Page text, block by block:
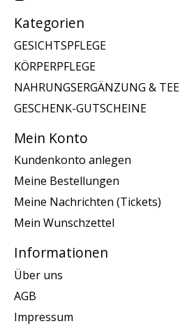
Kategorien
GESICHTSPFLEGE
KÖRPERPFLEGE
NAHRUNGSERGÄNZUNG & TEE
GESCHENK-GUTSCHEINE
Mein Konto
Kundenkonto anlegen
Meine Bestellungen
Meine Nachrichten (Tickets)
Mein Wunschzettel
Informationen
Über uns
AGB
Impressum